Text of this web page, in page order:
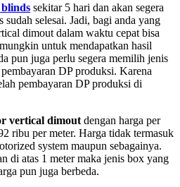
sekitar 5 hari dan akan segera
selesai. Jadi, bagi anda yang
dimout dalam waktu cepat bisa
untuk mendapatkan hasil
pun juga perlu segera memilih jenis
DP produksi. Karena
pembayaran DP produksi di
vertical dimout dengan harga per
ribu per meter. Harga tidak termasuk
system maupun sebagainya.
di atas 1 meter maka jenis box yang
pun juga berbeda.